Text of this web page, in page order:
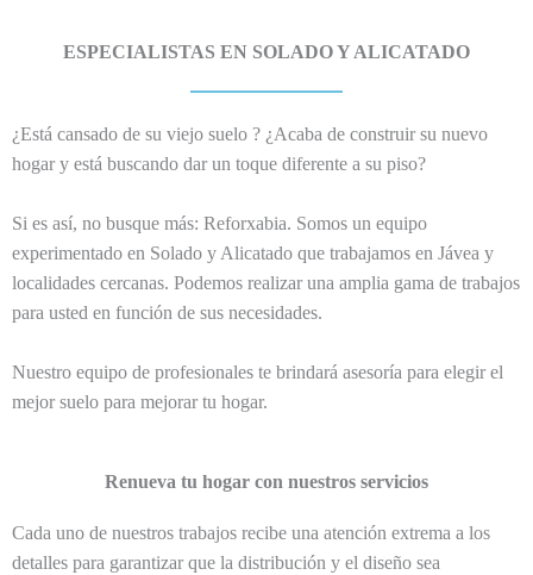
ESPECIALISTAS EN SOLADO Y ALICATADO
¿Está cansado de su viejo suelo ? ¿Acaba de construir su nuevo
hogar y está buscando dar un toque diferente a su piso?
Si es así, no busque más: Reforxabia. Somos un equipo
experimentado en Solado y Alicatado que trabajamos en Jávea y
localidades cercanas. Podemos realizar una amplia gama de trabajos
para usted en función de sus necesidades.
Nuestro equipo de profesionales te brindará asesoría para elegir el
mejor suelo para mejorar tu hogar.
Renueva tu hogar con nuestros servicios
Cada uno de nuestros trabajos recibe una atención extrema a los
detalles para garantizar que la distribución y el diseño sea